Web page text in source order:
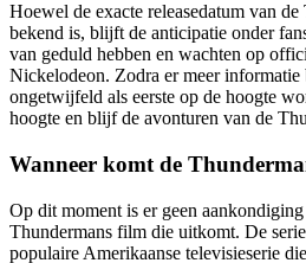
Hoewel de exacte releasedatum van
bekend is, blijft de anticipatie onder
van geduld hebben en wachten op
Nickelodeon. Zodra er meer informatie
ongetwijfeld als eerste op de hoogte
hoogte en blijf de avonturen van de
Wanneer komt de
Op dit moment is er geen
Thundermans film die uitkomt. De
populaire Amerikaanse televisieserie